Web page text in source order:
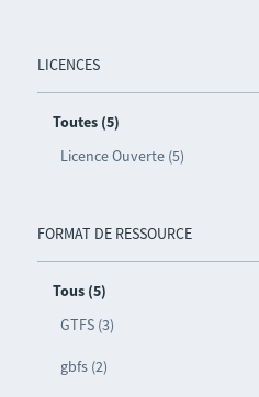
LICENCES
Toutes (5)
Licence Ouverte (5)
FORMAT DE RESSOURCE
Tous (5)
GTFS (3)
gbfs (2)